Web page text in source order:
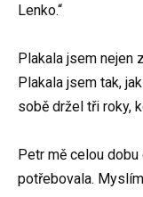
Lenko.“
Plakala jsem nejen
Plakala jsem tak,
sobě držel tři roky,
Petr mě celou
potřebovala.